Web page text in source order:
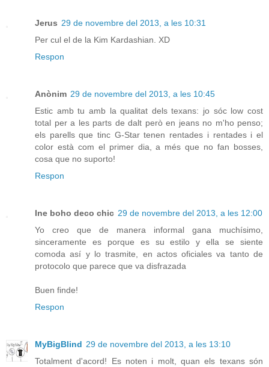
Jerus 29 de novembre del 2013, a les 10:31
Per cul el de la Kim Kardashian. XD
Respon
Anònim 29 de novembre del 2013, a les 10:45
Estic amb tu amb la qualitat dels texans: jo sóc low cost
total per a les parts de dalt però en jeans no m'ho penso;
els parells que tinc G-Star tenen rentades i rentades i el
color està com el primer dia, a més que no fan bosses,
cosa que no suporto!
Respon
Ine boho deco chic 29 de novembre del 2013, a les 12:00
Yo creo que de manera informal gana muchísimo,
sinceramente es porque es su estilo y ella se siente
comoda así y lo trasmite, en actos oficiales va tanto de
protocolo que parece que va disfrazada
Buen finde!
Respon
MyBigBlind 29 de novembre del 2013, a les 13:10
Totalment d'acord! Es noten i molt, quan els texans són